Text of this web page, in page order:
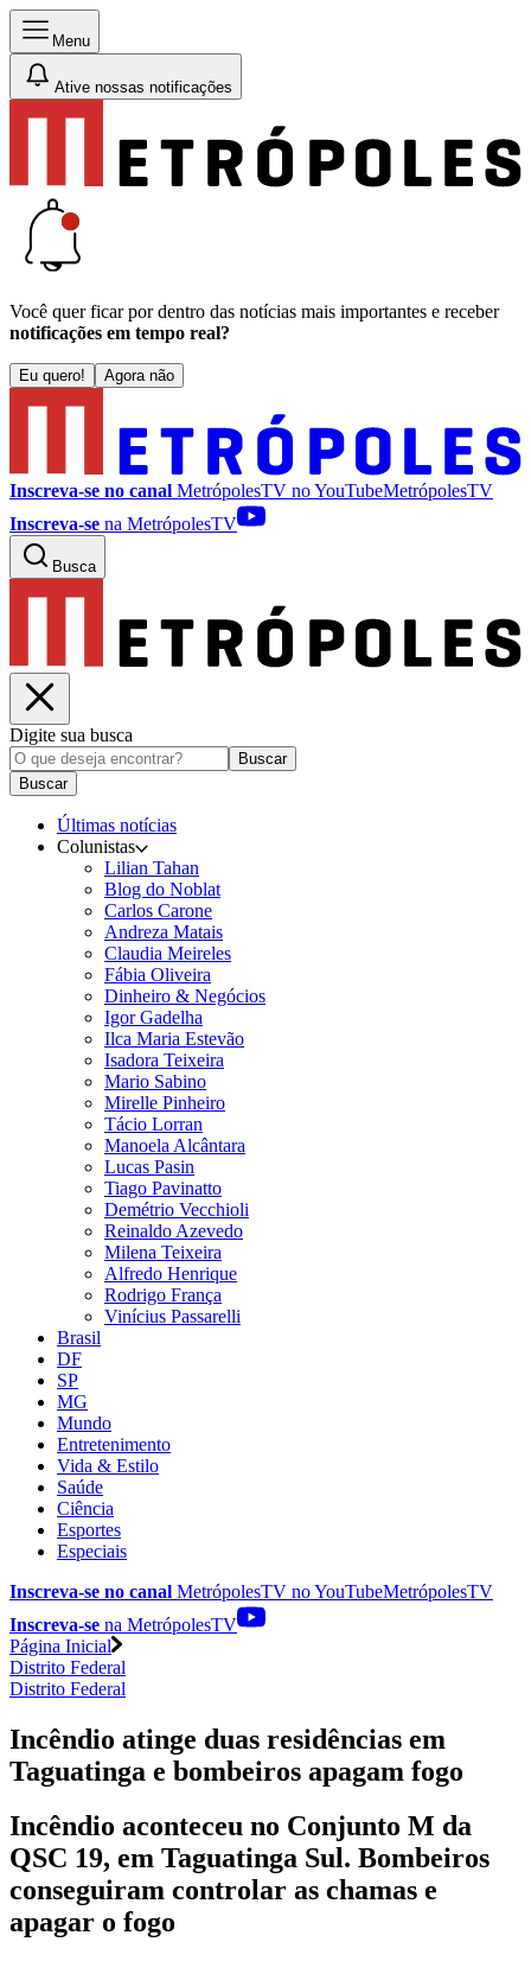
Menu
Ative nossas notificações
Você quer ficar por dentro das notícias mais importantes e receber
notificações em tempo real?
Eu quero! Agora não
Inscreva-se no canal MetrópolesTV noYouTubeMetrópolesTV
Inscreva-se na MetrópolesTV
Busca
Digite sua busca
Buscar
Buscar
Últimas notícias
Colunistas
Lilian Tahan
Blog do Noblat
Carlos Carone
Andreza Matais
Claudia Meireles
Fábia Oliveira
Dinheiro & Negócios
Igor Gadelha
Ilca Maria Estevão
Isadora Teixeira
Mario Sabino
Mirelle Pinheiro
Tácio Lorran
Manoela Alcântara
Lucas Pasin
Tiago Pavinatto
Demétrio Vecchioli
Reinaldo Azevedo
Milena Teixeira
Alfredo Henrique
Rodrigo França
Vinícius Passarelli
Brasil
DF
SP
MG
Mundo
Entretenimento
Vida & Estilo
Saúde
Ciência
Esportes
Especiais
Inscreva-se no canal MetrópolesTV noYouTubeMetrópolesTV
Inscreva-se na MetrópolesTV
Página Inicial
Distrito Federal
Distrito Federal
Incêndio atinge duas residências em
Taguatinga e bombeiros apagam fogo
Incêndio aconteceu no Conjunto M da
QSC 19, em Taguatinga Sul. Bombeiros
conseguiram controlar as chamas e
apagar o fogo